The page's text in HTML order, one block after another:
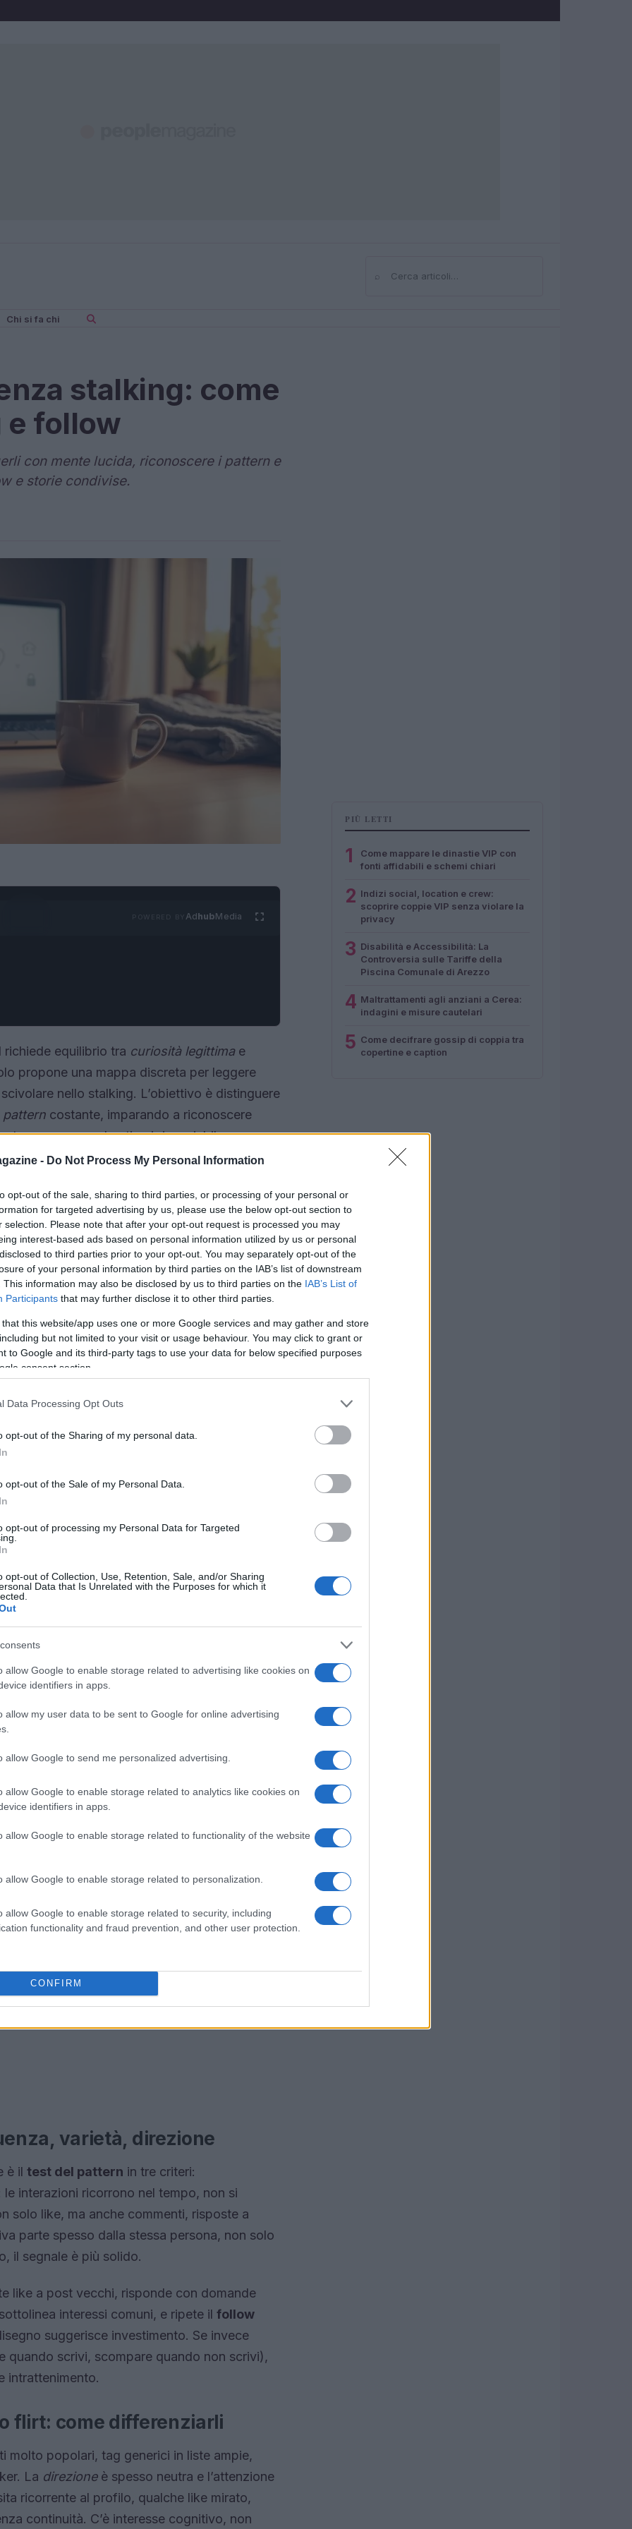
- Do Not Process My Personal Information
opt-out of the sale, sharing to third parties, or processing of your personal or
for targeted advertising by us, please use the below opt-out section to
selection. Please note that after your opt-out request is processed you may
interest-based ads based on personal information utilized by us or personal
to third parties prior to your opt-out. You may separately opt-out of the
of your personal information by third parties on the IAB’s list of downstream
This information may also be disclosed by us to third parties on the IAB’s List of
Participants that may further disclose it to other third parties.
that this website/app uses one or more Google services and may gather and store
but not limited to your visit or usage behaviour. You may click to grant or
to Google and its third-party tags to use your data for below specified purposes
consent section.
Data Processing Opt Outs
opt-out of the Sharing of my personal data.
opt-out of the Sale of my Personal Data.
opt-out of processing my Personal Data for Targeted
opt-out of Collection, Use, Retention, Sale, and/or Sharing
Data that Is Unrelated with the Purposes for which it
allow Google to enable storage related to advertising like cookies on
identifiers in apps.
allow my user data to be sent to Google for online advertising
allow Google to send me personalized advertising.
allow Google to enable storage related to analytics like cookies on
identifiers in apps.
allow Google to enable storage related to functionality of the website
allow Google to enable storage related to personalization.
allow Google to enable storage related to security, including
functionality and fraud prevention, and other user protection.
CONFIRM
⌕Cerca
Chi si fa chi
stalking: come
e follow
con mente lucida, riconoscere i pattern e
e storie condivise.
AdhubMedia
richiede equilibrio tra curiosità legittimae
propone una mappa discreta per leggere
nello stalking. L’obiettivo è distinguere
pattern costante, imparando a riconoscere
con un angolo etico irrinunciabile.
sono ambigui: un gesto può essere
Comprendere le differenze è utile per
serenità. Qui si seguirà una traccia
ricorrenti
sani.
contano davvero
Un singolo
segnali deboli includono: like ripetuti in breve
dirette,
con domande che aprono conversazioni. Il
più segnali si sommano in modo
interesse.
sociali o di immagine; le seconde costano
Tuttavia, ogni piattaforma ha meccanismi
o routine: per questo si guarda al quadro
varietà, direzione
è il test del pattern in tre criteri:
le interazioni ricorrono nel tempo, non si
solo like, ma anche commenti, risposte a
parte spesso dalla stessa persona, non solo
il segnale è più solido.
like a post vecchi, risponde con domande
interessi comuni, e ripete il follow
suggerisce investimento. Se invece
quando scrivi, scompare quando non scrivi),
intrattenimento.
flirt: come differenziarli
molto popolari, tag generici in liste ampie,
La direzioneè spesso neutra e l’attenzione
ricorrente al profilo, qualche like mirato,
continuità. C’è interesse cognitivo, non
PIÙ LETTI
1
Come mappare le dinastie VIP con
fonti affidabili e schemi chiari
2 Indizi social, location e crew:
scoprire coppie VIP senza violare la
privacy
3 Disabilità e Accessibilità: La
Controversia sulle Tariffe della
Piscina Comunale di Arezzo
4 Maltrattamenti agli anziani a Cerea:
indagini e misure cautelari
5 Come decifrare gossip di coppia tra
copertine e caption